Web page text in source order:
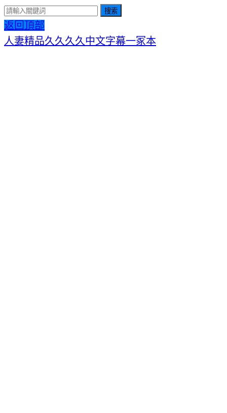
搜索
返回頂部
人妻精品久久久久中文字幕一冢本